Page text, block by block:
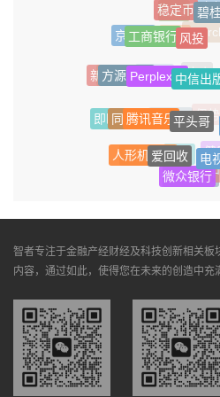
辛
海信
稳定币 碧
贴息
安踏
京淘淘
工商银行风投
茶叶
Shein
淘宝闪购
新思科技
方源资本Perplexity中信出
伊
科创板
少林
即时零售
同程腾讯音乐平头哥
健
日化
智能汽车
人形机器人
爱回收 电
中原信托
微众银行
智者专注于金融产经财经及科技创新相关板
内容，通过如此，使得您在未来的创造中充